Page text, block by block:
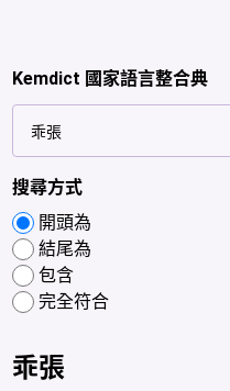
Kemdict 國家語言整合典
搜尋方式
開頭為
結尾為
包含
完全符合
乖張